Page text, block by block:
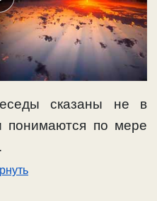
сказаны не в
понимаются по мере